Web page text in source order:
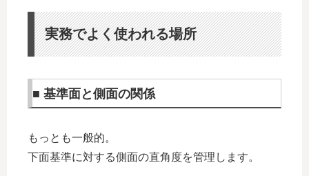
実務でよく使われる場所
■ 基準面と側面の関係
もっとも一般的。
下面基準に対する側面の直角度を管理します。